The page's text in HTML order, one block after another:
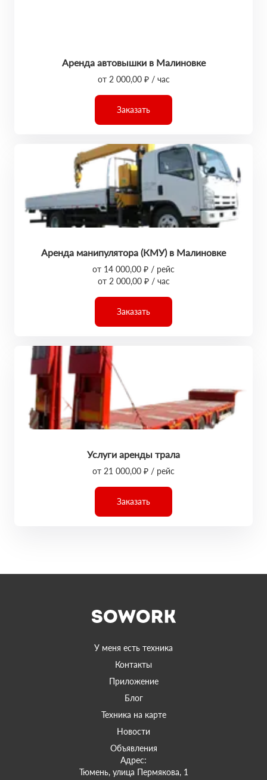
Аренда автовышки в Малиновке
от 2 000,00 ₽ / час
Заказать
Аренда манипулятора (КМУ) в Малиновке
от 14 000,00 ₽ / рейс
от 2 000,00 ₽ / час
Заказать
Услуги аренды трала
от 21 000,00 ₽ / рейс
Заказать
У меня есть техника
Контакты
Приложение
Блог
Техника на карте
Новости
Объявления
Адрес:
Тюмень, улица Пермякова, 1